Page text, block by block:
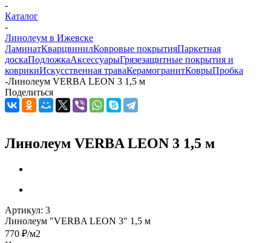
-
Каталог
-
Линолеум в Ижевске
ЛаминатКварцвинилКовровые покрытияПаркетная
доскаПодложкаАксессуарыГрязезащитные покрытия и
коврикиИскусственная траваКерамогранитКоврыПробка
-Линолеум VERBA LEON 3 1,5 м
Поделиться
Линолеум VERBA LEON 3 1,5 м
Артикул: 3
Линолеум "VERBA LEON 3" 1,5 м
770 ₽/м2